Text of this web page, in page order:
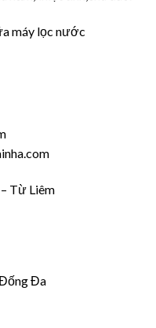
máy lọc nước
Từ Liêm
Đa